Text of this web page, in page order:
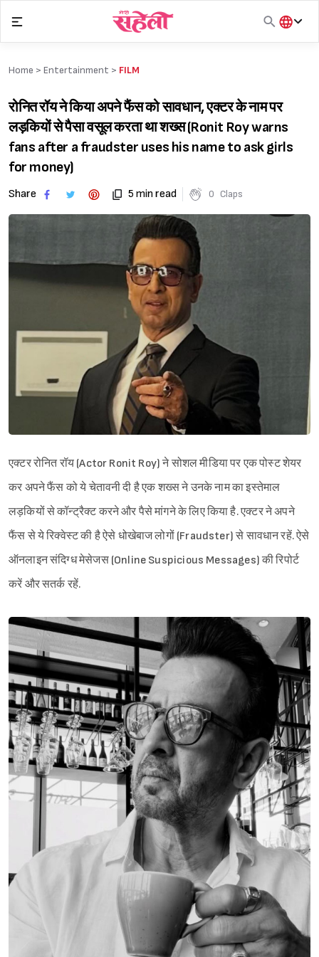
content
हिंदी
Home > Entertainment > FILM
रोनित रॉय ने किया अपने फैंस को सावधान, एक्टर के नाम पर
लड़कियों से पैसा वसूल करता था शख्स (Ronit Roy warns
fans after a fraudster uses his name to ask girls
for money)
Share 5 min read 0 Claps
एक्टर रोनित रॉय (Actor Ronit Roy) ने सोशल मीडिया पर एक पोस्ट शेयर
कर अपने फैंस को ये चेतावनी दी है एक शख्स ने उनके नाम का इस्तेमाल
लड़कियों से कॉन्ट्रैक्ट करने और पैसे मांगने के लिए किया है. एक्टर ने अपने
फैंस से ये रिक्वेस्ट की है ऐसे धोखेबाज लोगों (Fraudster) से सावधान रहें. ऐसे
ऑनलाइन संदिग्ध मेसेजस (Online Suspicious Messages) की रिपोर्ट
करें और सतर्क रहें.